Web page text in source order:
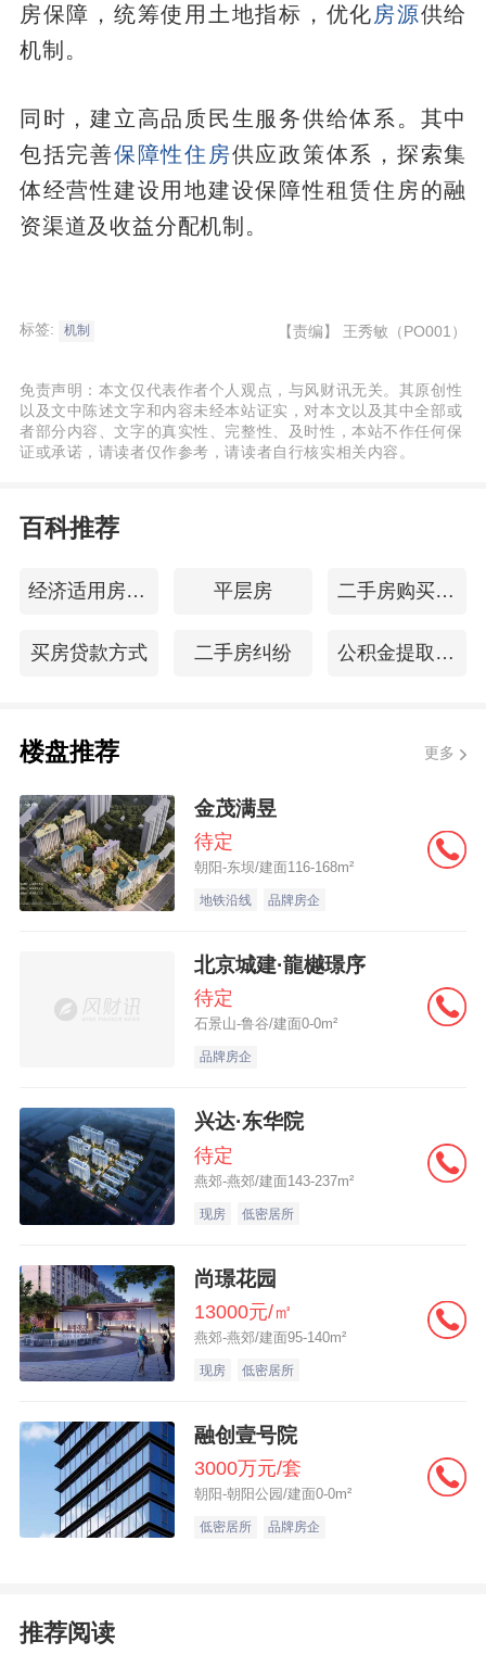
房保障，统筹使用土地指标，优化 房源供给
机制。
同时，建立高品质民生服务供给体系。其中
包括完善保障性住房供应政策体系，探索集
体经营性建设用地建设保障性租赁住房的融
资渠道及收益分配机制。
标签: 机制 【责编】 王秀敏（PO001）
免责声明：本文仅代表作者个人观点，与风财讯无关。其原创性
以及文中陈述文字和内容未经本站证实，对本文以及其中全部或
者部分内容、文字的真实性、完整性、及时性，本站不作任何保
证或承诺，请读者仅作参考，请读者自行核实相关内容。
百科推荐
经济适用房买卖合同 平层房 二手房购买合同
买房贷款方式 二手房纠纷 公积金提取证明
楼盘推荐 更多
金茂满昱
待定
朝阳-东坝/建面116-168m²
地铁沿线 品牌房企
北京城建·龍樾璟序
待定
石景山-鲁谷/建面0-0m²
品牌房企
兴达·东华院
待定
燕郊-燕郊/建面143-237m²
现房 低密居所
尚璟花园
13000元/㎡
燕郊-燕郊/建面95-140m²
现房 低密居所
融创壹号院
3000万元/套
朝阳-朝阳公园/建面0-0m²
低密居所 品牌房企
推荐阅读